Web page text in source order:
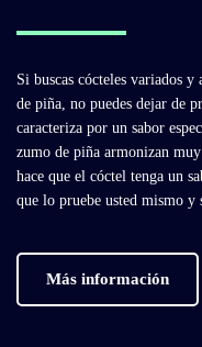
Si buscas cócteles variados
de piña, no puedes dejar de
caracteriza por un sabor
zumo de piña armonizan
hace que el cóctel tenga un
que lo pruebe usted mismo y
Más información